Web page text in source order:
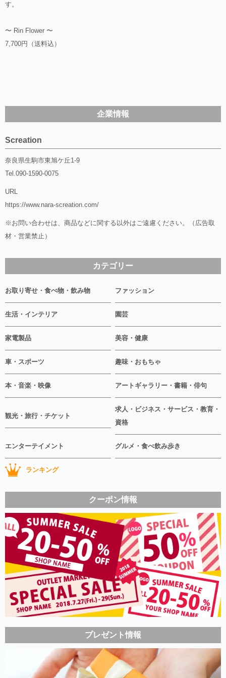
す。
〜 Rin Flower 〜
7,700円（送料込）
企業情報
Screation
奈良県生駒市東旭ケ丘1-9
Tel.090-1590-0075
URL
https://www.nara-screation.com/
※お問い合わせは、商品などに関する以外はご遠慮ください。（広告取
材・営業禁止）
カテゴリー
お取り寄せ・食べ物・飲み物 ファッション
生活・インテリア 園芸
家電製品 美容・健康
車・スポーツ 趣味・おもちゃ
本・音楽・映像 アートギャラリー・書籍・俳句
観光・旅行・チケット
求人・ビジネス・サービス・教育・
資格
エンターテイメント グルメ・食べ飲み歩き
ランキング
クーポン情報
プレゼント情報